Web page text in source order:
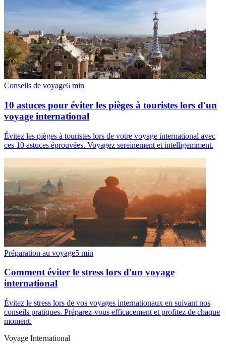
Conseils de voyage6 min
10 astuces pour éviter les pièges à touristes lors d'un
voyage international
Évitez les pièges à touristes lors de votre voyage international avec
ces 10 astuces éprouvées. Voyagez sereinement et intelligemment.
Préparation au voyage5 min
Comment éviter le stress lors d'un voyage
international
Évitez le stress lors de vos voyages internationaux en suivant nos
conseils pratiques. Préparez-vous efficacement et profitez de chaque
moment.
Voyage International